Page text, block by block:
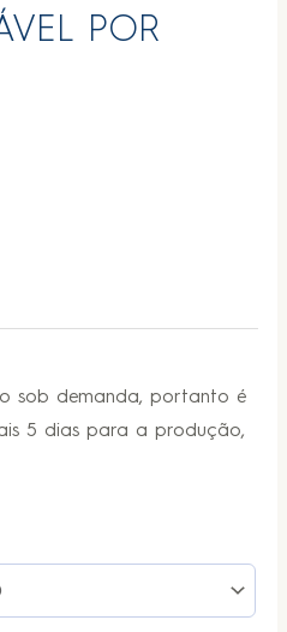
POR
sob demanda, portanto é
5 dias para a produção,